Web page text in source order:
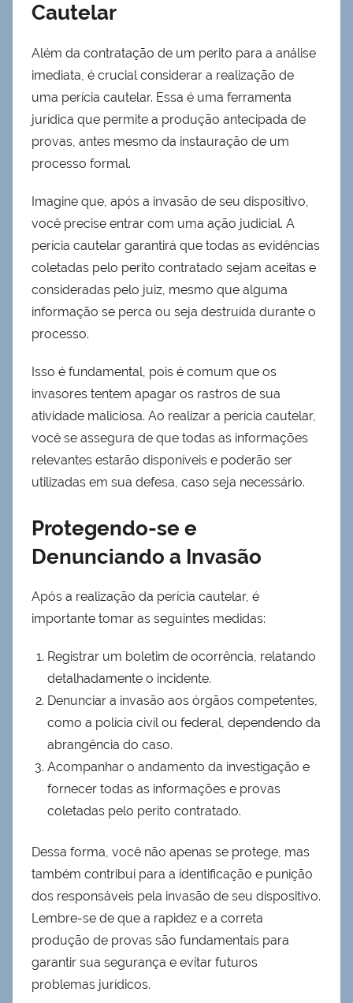
Cautelar
Além da contratação de um perito para a análise
imediata, é crucial considerar a realização de
uma perícia cautelar. Essa é uma ferramenta
jurídica que permite a produção antecipada de
provas, antes mesmo da instauração de um
processo formal.
Imagine que, após a invasão de seu dispositivo,
você precise entrar com uma ação judicial. A
perícia cautelar garantirá que todas as evidências
coletadas pelo perito contratado sejam aceitas e
consideradas pelo juiz, mesmo que alguma
informação se perca ou seja destruída durante o
processo.
Isso é fundamental, pois é comum que os
invasores tentem apagar os rastros de sua
atividade maliciosa. Ao realizar a perícia cautelar,
você se assegura de que todas as informações
relevantes estarão disponíveis e poderão ser
utilizadas em sua defesa, caso seja necessário.
Protegendo-se e
Denunciando a Invasão
Após a realização da perícia cautelar, é
importante tomar as seguintes medidas:
Registrar um boletim de ocorrência, relatando
detalhadamente o incidente.
Denunciar a invasão aos órgãos competentes,
como a polícia civil ou federal, dependendo da
abrangência do caso.
Acompanhar o andamento da investigação e
fornecer todas as informações e provas
coletadas pelo perito contratado.
Dessa forma, você não apenas se protege, mas
também contribui para a identificação e punição
dos responsáveis pela invasão de seu dispositivo.
Lembre-se de que a rapidez e a correta
produção de provas são fundamentais para
garantir sua segurança e evitar futuros
problemas jurídicos.